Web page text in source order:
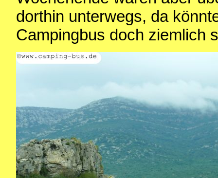
dorthin unterwegs, da
Campingbus doch ziemlich